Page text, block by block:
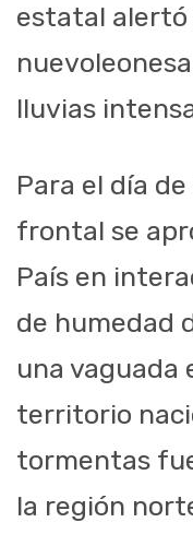
estatal alertó
lluvias
Para el día de
frontal se
País en
de humedad
una vaguada
territorio
tormentas fu
la región n